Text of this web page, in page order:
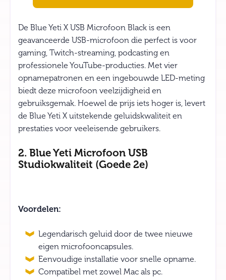
De Blue Yeti X USB Microfoon Black is een
geavanceerde USB-microfoon die perfect is voor
gaming, Twitch-streaming, podcasting en
professionele YouTube-producties. Met vier
opnamepatronen en een ingebouwde LED-meting
biedt deze microfoon veelzijdigheid en
gebruiksgemak. Hoewel de prijs iets hoger is, levert
de Blue Yeti X uitstekende geluidskwaliteit en
prestaties voor veeleisende gebruikers.
2. Blue Yeti Microfoon USB
Studiokwaliteit (Goede 2e)
Voordelen:
Legendarisch geluid door de twee nieuwe
eigen microfooncapsules.
Eenvoudige installatie voor snelle opname.
Compatibel met zowel Mac als pc.